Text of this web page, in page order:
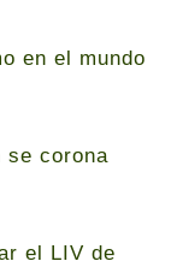
en el mundo
se corona
el LIV de